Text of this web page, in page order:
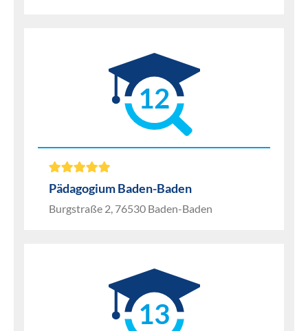
12
Pädagogium Baden-Baden
Burgstraße 2, 76530 Baden-Baden
13